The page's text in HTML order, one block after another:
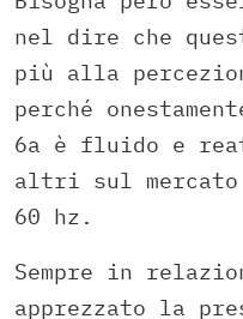
nel dire che
più alla
perché
6a è fluido e
altri sul
60 hz.
Sempre in
apprezzato la